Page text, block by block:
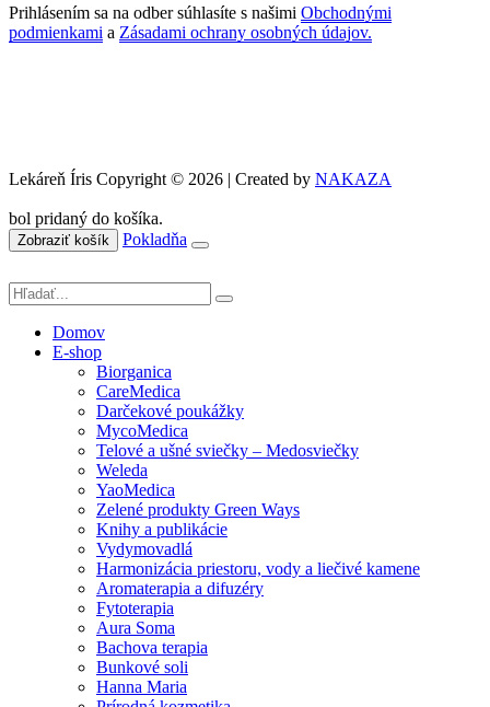
Prihlásením sa na odber súhlasíte s našimi Obchodnými
podmienkami a Zásadami ochrany osobných údajov.
Lekáreň Íris Copyright © 2026 | Created by NAKAZA
bol pridaný do košíka.
Zobraziť košík Pokladňa
Domov
E-shop
Biorganica
CareMedica
Darčekové poukážky
MycoMedica
Telové a ušné sviečky – Medosviečky
Weleda
YaoMedica
Zelené produkty Green Ways
Knihy a publikácie
Vydymovadlá
Harmonizácia priestoru, vody a liečivé kamene
Aromaterapia a difuzéry
Fytoterapia
Aura Soma
Bachova terapia
Bunkové soli
Hanna Maria